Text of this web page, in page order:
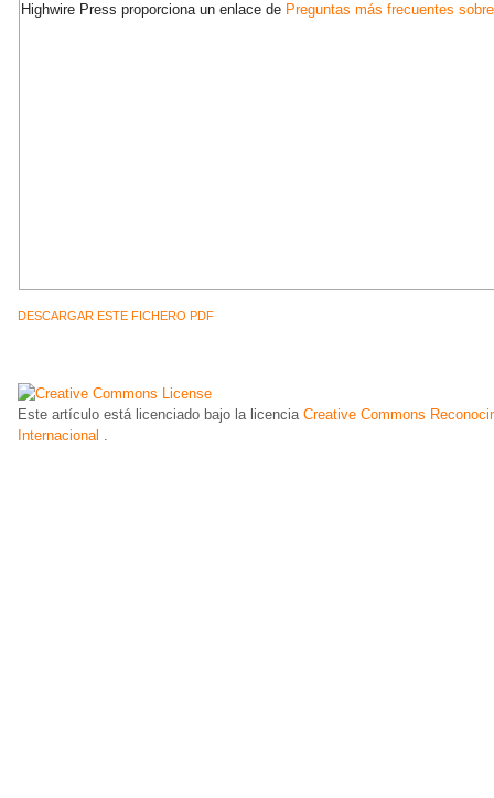
Highwire Press proporciona un enlace de Preguntas más frecuentes
DESCARGAR ESTE FICHERO PDF
Este artículo está licenciado bajo la licencia Creative Commons
Internacional .